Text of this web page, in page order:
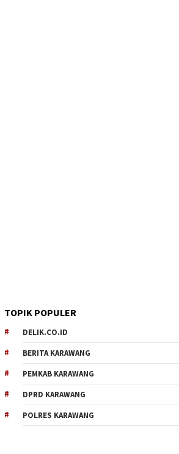
TOPIK POPULER
DELIK.CO.ID
BERITA KARAWANG
PEMKAB KARAWANG
DPRD KARAWANG
POLRES KARAWANG